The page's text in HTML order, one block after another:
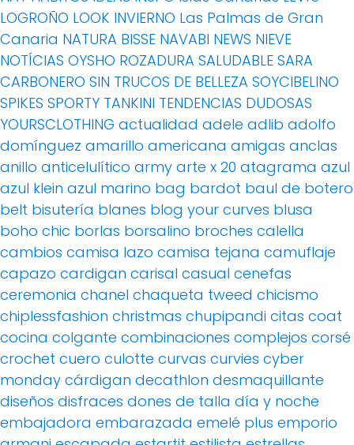
LOGROÑO LOOK INVIERNO Las Palmas de Gran
Canaria NATURA BISSE NAVABI NEWS NIEVE
NOTÍCIAS OYSHO ROZADURA SALUDABLE SARA
CARBONERO SIN TRUCOS DE BELLEZA SOYCIBELINO
SPIKES SPORTY TANKINI TENDENCIAS DUDOSAS
YOURSCLOTHING actualidad adele adlib adolfo
domínguez amarillo americana amigas anclas
anillo anticelulítico army arte x 20 atagrama azul
azul klein azul marino bag bardot baul de botero
belt bisutería blanes blog your curves blusa
boho chic borlas borsalino broches calella
cambios camisa lazo camisa tejana camuflaje
capazo cardigan carisal casual cenefas
ceremonia chanel chaqueta tweed chicismo
chiplessfashion christmas chupipandi citas coat
cocina colgante combinaciones complejos corsé
crochet cuero culotte curvas curvies cyber
monday cárdigan decathlon desmaquillante
diseños disfraces dones de talla día y noche
embajadora embarazada emelé plus emporio